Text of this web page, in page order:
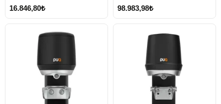
16.846,80₺ 98.983,98₺